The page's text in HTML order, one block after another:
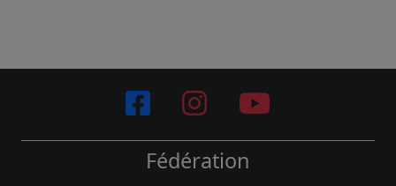
Fédération